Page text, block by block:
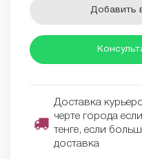
Добавить
Доставка
черте города
тенге, если
доставка